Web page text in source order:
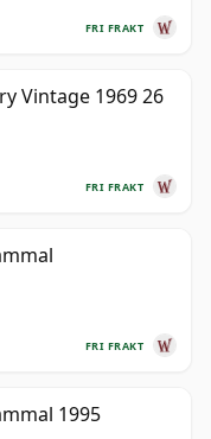
FRI FRAKT
Vintage 1969 26
FRI FRAKT
FRI FRAKT
1995